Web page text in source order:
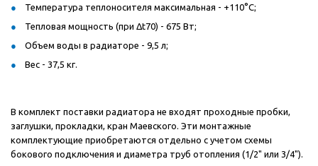
Температура теплоносителя максимальная - +110°С;
Тепловая мощность (при Δt70) - 675 Вт;
Объем воды в радиаторе - 9,5 л;
Вес - 37,5 кг.
В комплект поставки радиатора не входят проходные пробки,
заглушки, прокладки, кран Маевского. Эти монтажные
комплектующие приобретаются отдельно с учетом схемы
бокового подключения и диаметра труб отопления (1/2" или 3/4").